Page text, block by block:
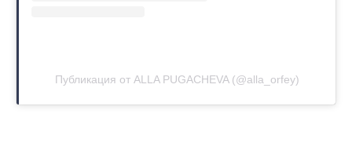
Публикация от ALLA PUGACHEVA (@alla_orfey)